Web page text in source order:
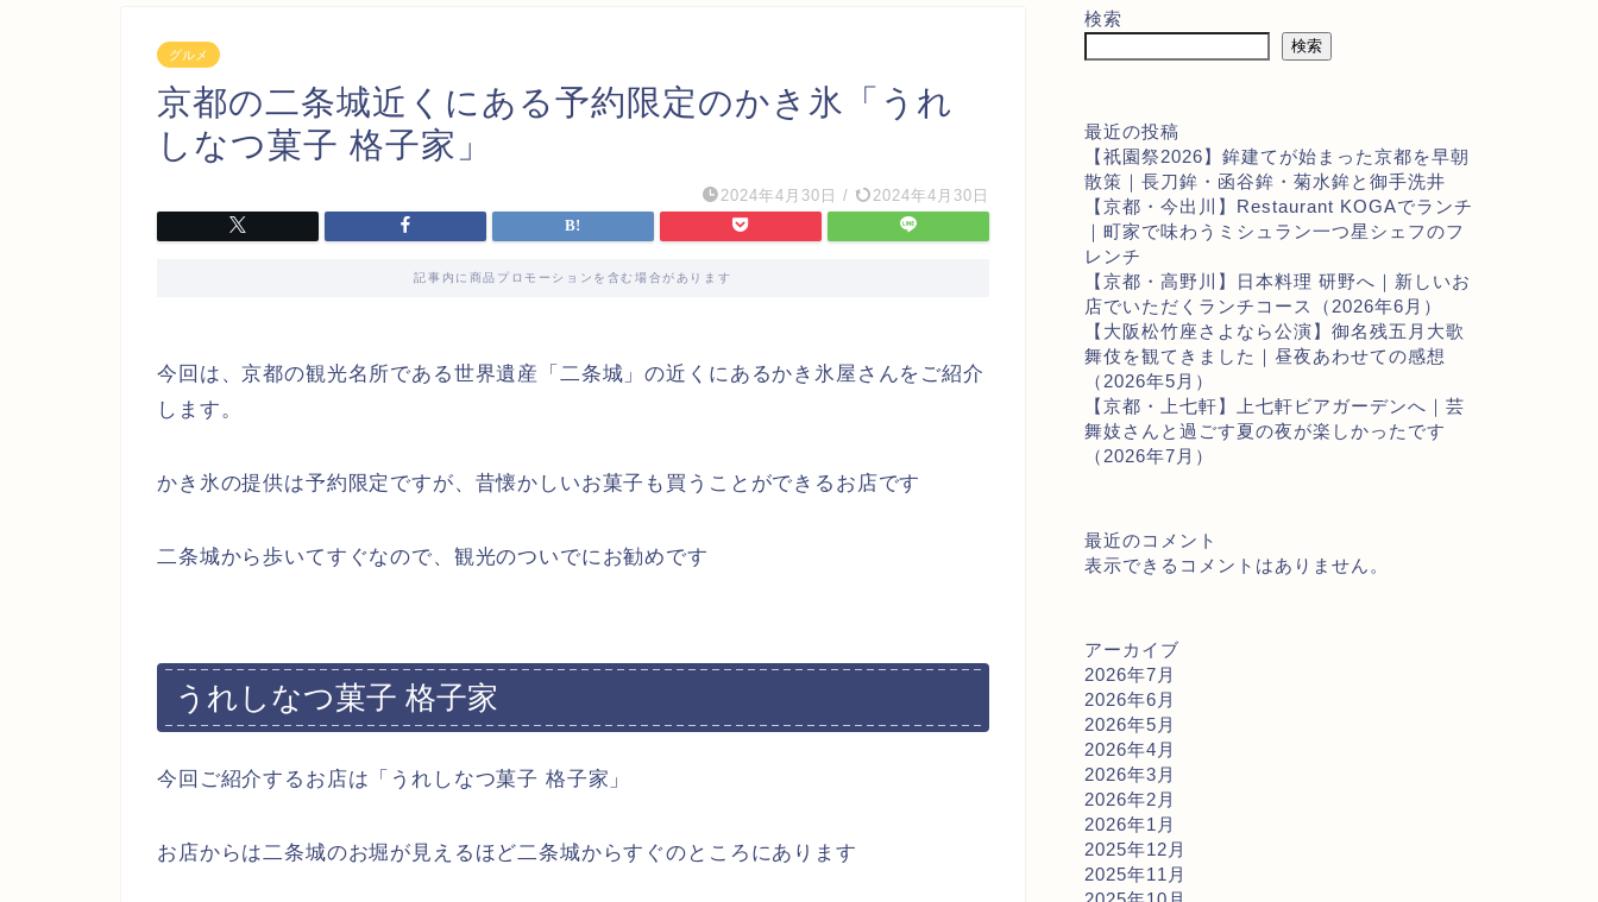
グルメ
京都の二条城近くにある予約限定のかき氷「うれ
しなつ菓子 格子家」
2024年4月30日 / 2024年4月30日
記事内に商品プロモーションを含む場合があります
今回は、京都の観光名所である世界遺産「二条城」の近くにあるかき氷屋さんをご紹介
します。
かき氷の提供は予約限定ですが、昔懐かしいお菓子も買うことができるお店です
二条城から歩いてすぐなので、観光のついでにお勧めです
うれしなつ菓子 格子家
今回ご紹介するお店は「うれしなつ菓子 格子家」
お店からは二条城のお堀が見えるほど二条城からすぐのところにあります
検索
検索
最近の投稿
【祇園祭2026】鉾建てが始まった京都を早朝
散策｜長刀鉾・函谷鉾・菊水鉾と御手洗井
【京都・今出川】Restaurant KOGAでランチ
｜町家で味わうミシュラン一つ星シェフのフ
レンチ
【京都・高野川】日本料理 研野へ｜新しいお
店でいただくランチコース（2026年6月）
【大阪松竹座さよなら公演】御名残五月大歌
舞伎を観てきました｜昼夜あわせての感想
（2026年5月）
【京都・上七軒】上七軒ビアガーデンへ｜芸
舞妓さんと過ごす夏の夜が楽しかったです
（2026年7月）
最近のコメント
表示できるコメントはありません。
アーカイブ
2026年7月
2026年6月
2026年5月
2026年4月
2026年3月
2026年2月
2026年1月
2025年12月
2025年11月